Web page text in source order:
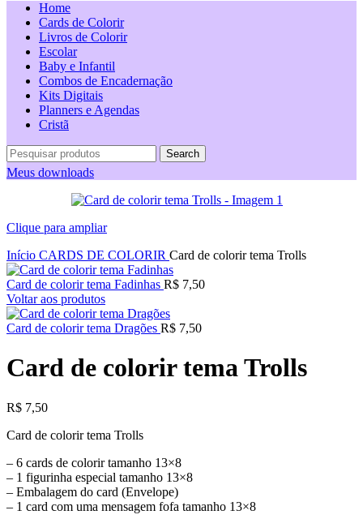
Home
Cards de Colorir
Livros de Colorir
Escolar
Baby e Infantil
Combos de Encadernação
Kits Digitais
Planners e Agendas
Cristã
Search
Meus downloads
Clique para ampliar
Início CARDS DE COLORIR Card de colorir tema Trolls
Card de colorir tema Fadinhas R$ 7,50
Voltar aos produtos
Card de colorir tema Dragões R$ 7,50
Card de colorir tema Trolls
R$ 7,50
Card de colorir tema Trolls
– 6 cards de colorir tamanho 13×8
– ⁠1 figurinha especial tamanho 13×8
– ⁠Embalagem do card (Envelope)
– ⁠1 card com uma mensagem fofa tamanho 13×8